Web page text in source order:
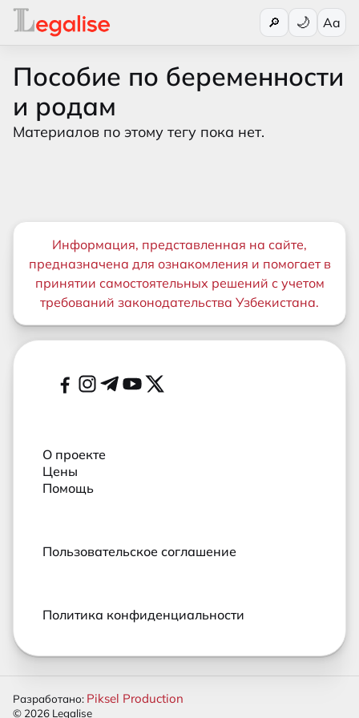
🔎 Aa
Пособие по беременности
и родам
Материалов по этому тегу пока нет.
Важная информация
Информация, представленная на сайте,
предназначена для ознакомления и помогает в
принятии самостоятельных решений с учетом
требований законодательства Узбекистана.
Дополнительные ссылки
Социальные сети
О проекте
Цены
Помощь
Пользовательское соглашение
Политика конфиденциальности
Разработано: Piksel Production
© 2026 Legalise